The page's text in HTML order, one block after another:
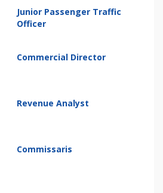
Junior Passenger Traffic
Officer
Commercial Director
Revenue Analyst
Commissaris